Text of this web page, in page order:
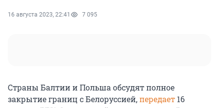
16 августа 2023, 22:41 7 095
Страны Балтии и Польша обсудят полное
закрытие границ с Белоруссией,передает 16